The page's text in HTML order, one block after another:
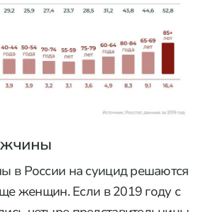
в России на суицид решаются
женщин. Если в 2019 году с